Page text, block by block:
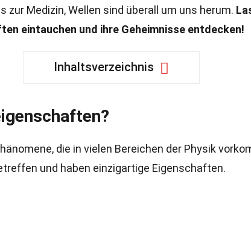
zur Medizin, Wellen sind überall um uns herum.
eintauchen und ihre Geheimnisse entdecken!
Inhaltsverzeichnis
die in vielen Bereichen der Physik
und haben einzigartige Eigenschaften.